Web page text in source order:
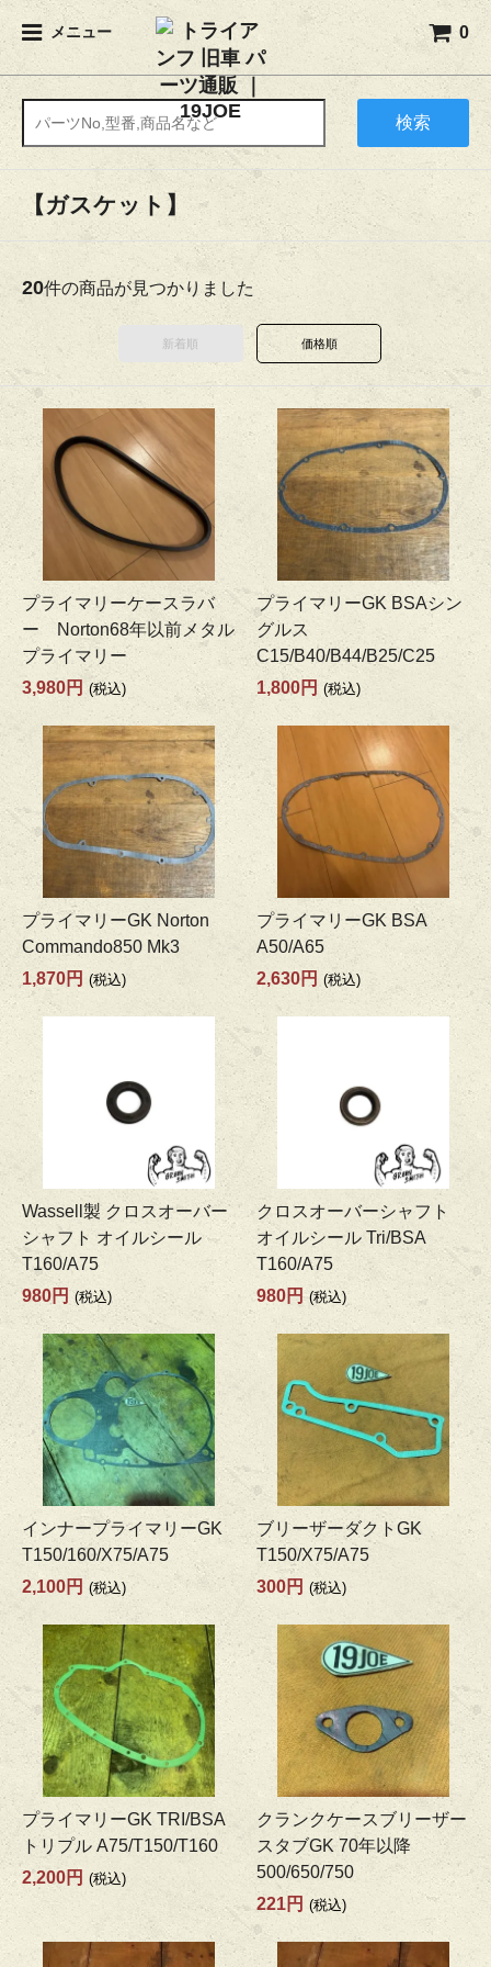
メニュー 0
検索
【ガスケット】
20件の商品が見つかりました
新着順 価格順
プライマリーケースラバ
ー Norton68年以前メタル
プライマリー
3,980円 (税込)
プライマリーGK BSAシン
グルス
C15/B40/B44/B25/C25
1,800円 (税込)
プライマリーGK Norton
Commando850 Mk3
1,870円 (税込)
プライマリーGK BSA
A50/A65
2,630円 (税込)
Wassell製 クロスオーバー
シャフト オイルシール
T160/A75
980円 (税込)
クロスオーバーシャフト
オイルシール Tri/BSA
T160/A75
980円 (税込)
インナープライマリーGK
T150/160/X75/A75
2,100円 (税込)
ブリーザーダクトGK
T150/X75/A75
300円 (税込)
プライマリーGK TRI/BSA
トリプル A75/T150/T160
2,200円 (税込)
クランクケースブリーザー
スタブGK 70年以降
500/650/750
221円 (税込)